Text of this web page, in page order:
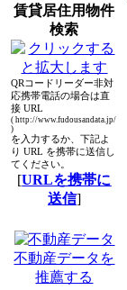
賃貸居住用物件
検索
QRコードリーダー非対
応携帯電話の場合は直
接 URL
( http://www.fudousandata.jp/
)
を入力するか、下記よ
り URL を携帯に送信し
てください。
[URLを携帯に
送信]
不動産データを
推薦する